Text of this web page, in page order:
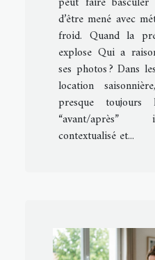
d’être mené avec
froid. Quand la
explose Qui a
ses photos ? Dans
location
presque
“avant/après”
contextualisé et...